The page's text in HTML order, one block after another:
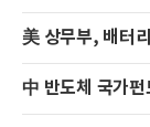
美 상무부, 배터
中 반도체 국가